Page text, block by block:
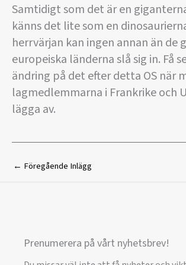
Samtidigt som det är en
känns det lite som en
herrvärjan kan ingen annan än de
europeiska länderna slå sig in. Få
ändring på det efter detta OS när
lagmedlemmarna i Frankrike och
lägga av.
← Föregående Inlägg
Prenumerera på vårt nyhetsbrev!